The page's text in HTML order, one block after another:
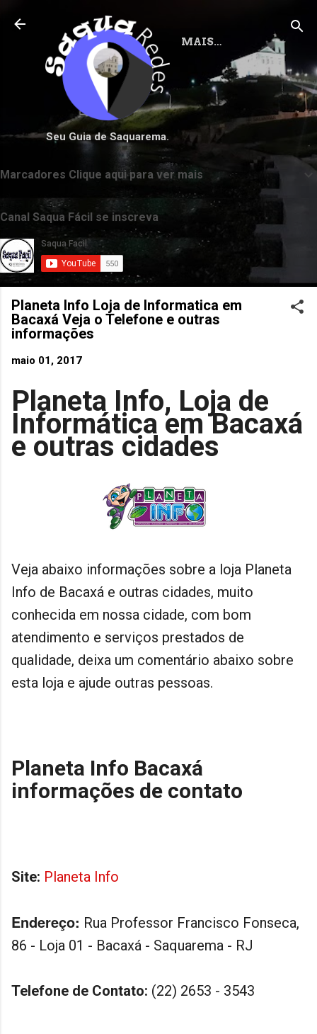
Pular para o conteúdo principal
Seu Guia de Saquarema.
MAIS…
Marcadores Clique aqui para ver mais
Canal Saqua Fácil se inscreva
Planeta Info Loja de Informatica em
Bacaxá Veja o Telefone e outras
informações
maio 01, 2017
Planeta Info, Loja de
Informática em Bacaxá
e outras cidades
Veja abaixo informações sobre a loja Planeta
Info de Bacaxá e outras cidades, muito
conhecida em nossa cidade, com bom
atendimento e serviços prestados de
qualidade, deixa um comentário abaixo sobre
esta loja e ajude outras pessoas.
Planeta Info Bacaxá
informações de contato
Site: Planeta Info
Endereço: Rua Professor Francisco Fonseca,
86 - Loja 01 - Bacaxá - Saquarema - RJ
Telefone de Contato: (22) 2653 - 3543